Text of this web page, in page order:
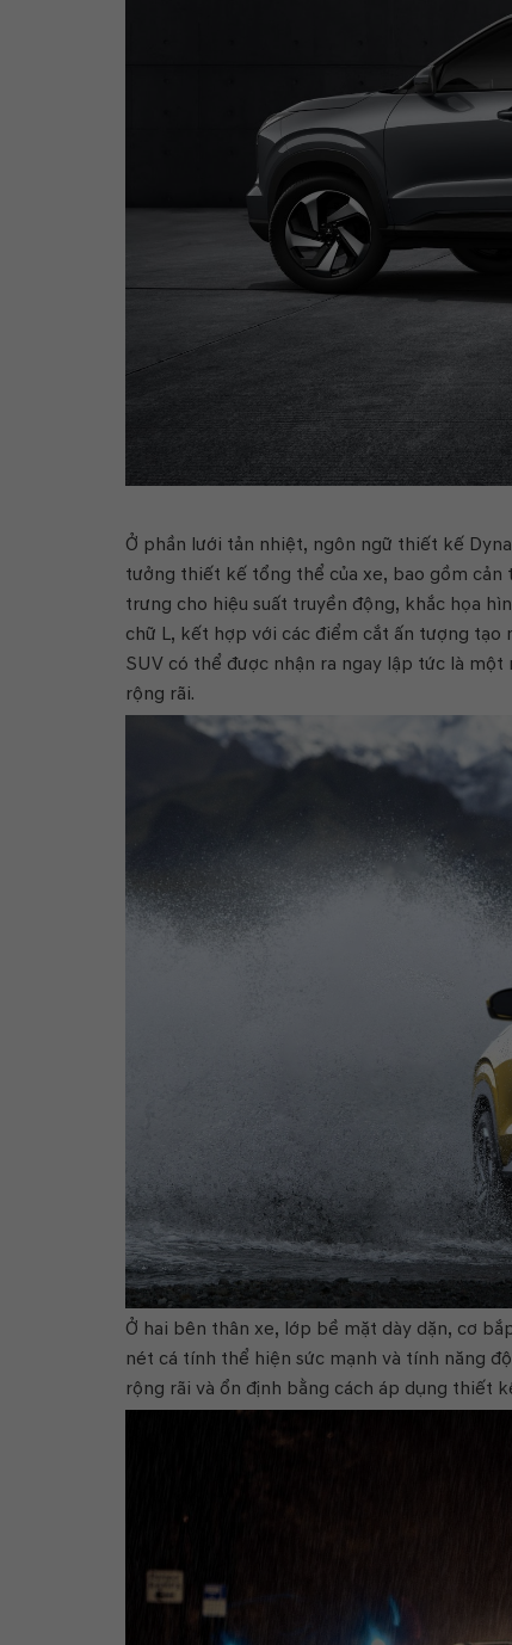
Ở phần lưới tản nhiệt, ngôn ngữ thiết kế
tưởng thiết kế tổng thể của xe, bao gồm
trưng cho hiệu suất truyền động, khắc họa
chữ L, kết hợp với các điểm cắt ấn tượng
SUV có thể được nhận ra ngay lập tức là
rộng rãi.
Ở hai bên thân xe, lớp bề mặt dày dặn, cơ
nét cá tính thể hiện sức mạnh và tính năng
rộng rãi và ổn định bằng cách áp dụng thiết